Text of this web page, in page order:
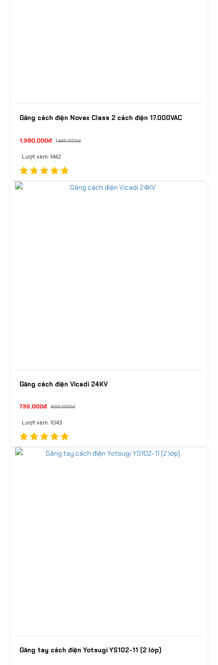
Găng cách điện Novax Class 2 cách điện 17.000VAC
1,380,000đ 1,440,000đ
Lượt xem: 1442
Găng cách điện Vicadi 24KV
735,000đ 800,000đ
Lượt xem: 1043
Găng tay cách điện Yotsugi YS102-11 (2 lớp)